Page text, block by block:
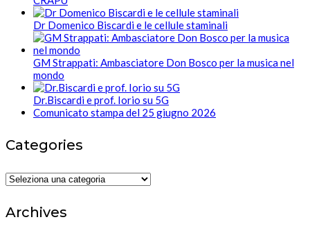
Dr Domenico Biscardi e le cellule staminali
GM Strappati: Ambasciatore Don Bosco per la musica nel
mondo
Dr.Biscardi e prof. Iorio su 5G
Comunicato stampa del 25 giugno 2026
Categories
Categories
Archives